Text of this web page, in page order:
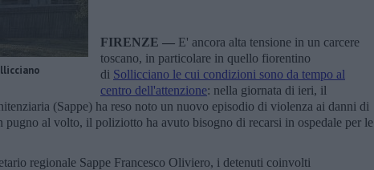
FIRENZE — E' ancora alta tensione in un carcere
toscano, in particolare in quello fiorentino
di Sollicciano le cui condizioni sono da tempo al
centro dell'attenzione: nella giornata di ieri, il
(Sappe) ha reso noto un nuovo episodio di violenza ai danni di
pugno al volto, il poliziotto ha avuto bisogno di recarsi in ospedale per le
regionale Sappe Francesco Oliviero, i detenuti coinvolti